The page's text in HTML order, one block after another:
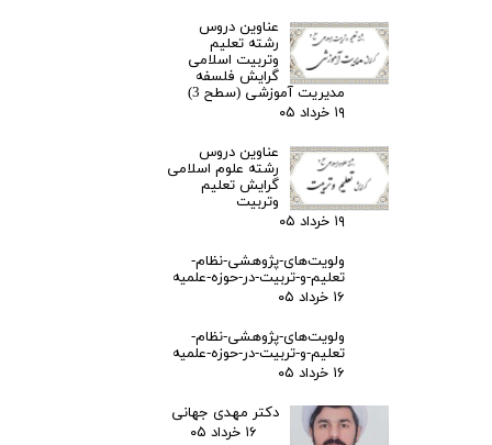
عناوین دروس
رشته تعلیم
وتربیت اسلامی
گرایش فلسفه
مدیریت آموزشی (سطح 3)
۱۹ خرداد ۰۵
عناوین دروس
رشته علوم اسلامی
گرایش تعلیم
وتربیت
۱۹ خرداد ۰۵
ولویت‌های-پژوهشی-نظام-
تعلیم-و-تربیت-در-حوزه-علمیه
۱۶ خرداد ۰۵
ولویت‌های-پژوهشی-نظام-
تعلیم-و-تربیت-در-حوزه-علمیه
۱۶ خرداد ۰۵
دکتر مهدی جهانی
۱۶ خرداد ۰۵